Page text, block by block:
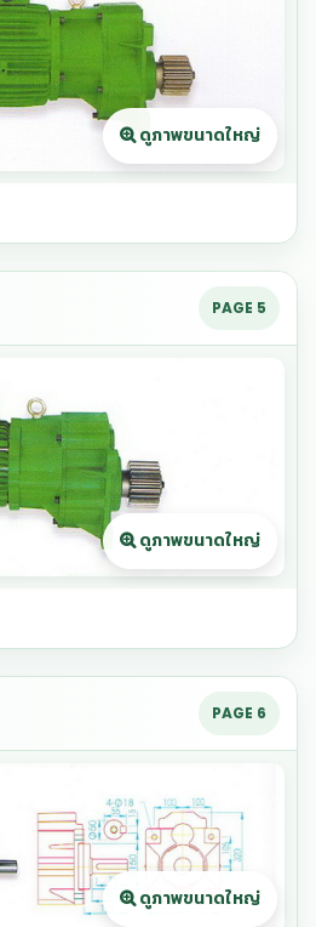
PAGE 5
PAGE 6